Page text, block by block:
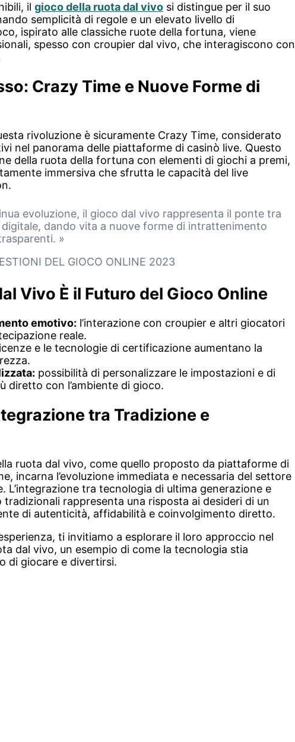
il gioco della ruota dal vivo si distingue per il suo
semplicità di regole e un elevato livello di
ispirato alle classiche ruote della fortuna, viene
spesso con croupier dal vivo, che interagiscono con
Crazy Time e Nuove Forme di
rivoluzione è sicuramente Crazy Time, considerato
nel panorama delle piattaforme di casinò live. Questo
della ruota della fortuna con elementi di giochi a premi,
immersiva che sfrutta le capacità del live
evoluzione, il gioco dal vivo rappresenta il ponte tra
digitale, dando vita a nuove forme di intrattenimento
»
DEL GIOCO ONLINE 2023
Vivo È il Futuro del Gioco Online
emotivo: l’interazione con croupier e altri giocatori
reale.
e le tecnologie di certificazione aumentano la
possibilità di personalizzare le impostazioni e di
diretto con l’ambiente di gioco.
tra Tradizione e
ruota dal vivo, come quello proposto da piattaforme di
incarna l’evoluzione immediata e necessaria del settore
L’integrazione tra tecnologia di ultima generazione e
rappresenta una risposta ai desideri di un
di autenticità, affidabilità e coinvolgimento diretto.
ti invitiamo a esplorare il loro approccio nel
dal vivo, un esempio di come la tecnologia stia
di giocare e divertirsi.